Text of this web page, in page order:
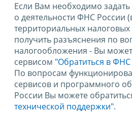
Если Вам необходимо
о деятельности ФНС России
территориальных
получить разъяснения по
налогообложения - Вы
сервисом "Обратиться в
По вопросам
сервисов и программного
России Вы можете
технической поддержки".